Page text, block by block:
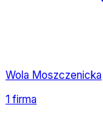
Wola Moszczenicka
1 firma